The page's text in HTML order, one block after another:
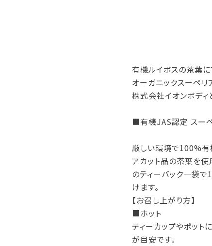
有機ルイボスの茶葉に
オーガニックスーペリ
株式会社イオンボディ
■有機JAS認定 スー
厳しい環境で100%有
アカット品の茶葉を使
のティーバック一袋で
けます。
【お召し上がり方】
■ホット
ティーカップやポット
が目安です。